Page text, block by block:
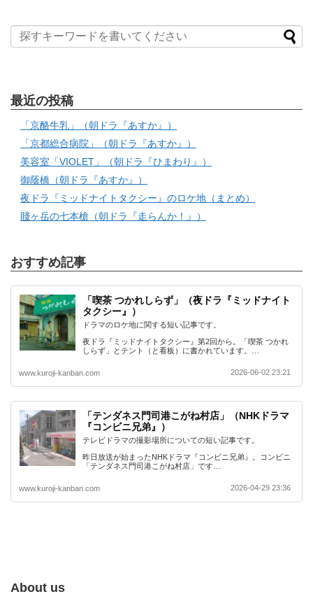
最近の投稿
「京酪牛乳」（朝ドラ『あすか』）
「京都総合病院」（朝ドラ『あすか』）
美容室「VIOLET」（朝ドラ『ひまわり』）
御蔭橋（朝ドラ『あすか』）
夜ドラ『ミッドナイトタクシー』のロケ地（まとめ）
賤ヶ岳の七本槍（朝ドラ『走らんか！』）
おすすめ記事
「喫茶 つかれしらず」（夜ドラ『ミッドナイト
タクシー』）
ドラマのロケ地に関する短い記事です。
夜ドラ『ミッドナイトタクシー』第2回から。「喫茶 つかれ
しらず」とテント（と看板）に書かれています。…
www.kuroji-kanban.com 2026-06-02 23:21
「テンダネス門司港こがね村店」（NHKドラマ
『コンビニ兄弟』）
テレビドラマの撮影場所についての短い記事です。
昨日放送が始まったNHKドラマ『コンビニ兄弟』。コンビニ
「テンダネス門司港こがね村店」です…
www.kuroji-kanban.com 2026-04-29 23:36
About us